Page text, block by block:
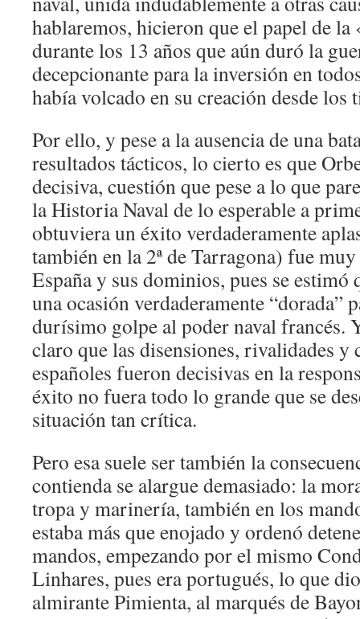
hablaremos, hicieron que el papel de
durante los 13 años que aún duró la
decepcionante para la inversión en
había volcado en su creación desde los
Por ello, y pese a la ausencia de una
resultados tácticos, lo cierto es que
decisiva, cuestión que pese a lo que
la Historia Naval de lo esperable a
obtuviera un éxito verdaderamente
también en la 2ª de Tarragona) fue
España y sus dominios, pues se estimó
una ocasión verdaderamente “dorada”
durísimo golpe al poder naval francés.
claro que las disensiones, rivalidades y
españoles fueron decisivas en la
éxito no fuera todo lo grande que se
situación tan crítica.
Pero esa suele ser también la
contienda se alargue demasiado: la
tropa y marinería, también en los
estaba más que enojado y ordenó
mandos, empezando por el mismo
Linhares, pues era portugués, lo que
almirante Pimienta, al marqués de